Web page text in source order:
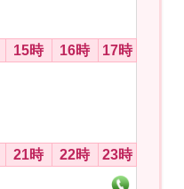
15時 16時 17時
21時 22時 23時